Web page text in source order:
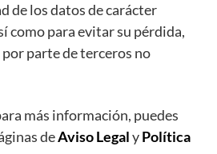
de los datos de carácter
como para evitar su pérdida,
parte de terceros no
más información, puedes
deAviso LegalyPolítica